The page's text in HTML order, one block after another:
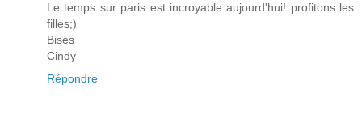
Le temps sur paris est incroyable aujourd'hui! profitons les
filles;)
Bises
Cindy
Répondre